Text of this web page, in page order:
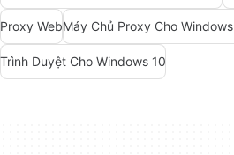
Proxy WebMáy Chủ Proxy Cho
Trình Duyệt Cho Windows 10